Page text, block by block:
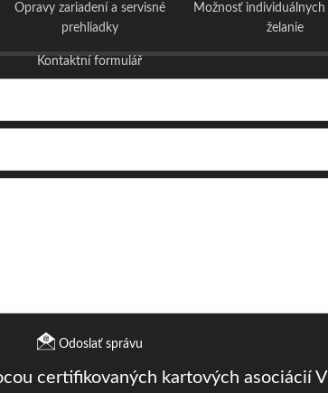
Opravy zariadení a servisné
prehliadky
Možnosť individuálnych
želanie
Kontaktní formulář
Odoslať správu
certifikovaných kartových asociácií